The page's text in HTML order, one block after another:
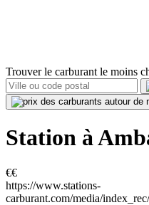
Trouver le carburant le moins
Station à
€€
https://www.stations-
carburant.com/media/